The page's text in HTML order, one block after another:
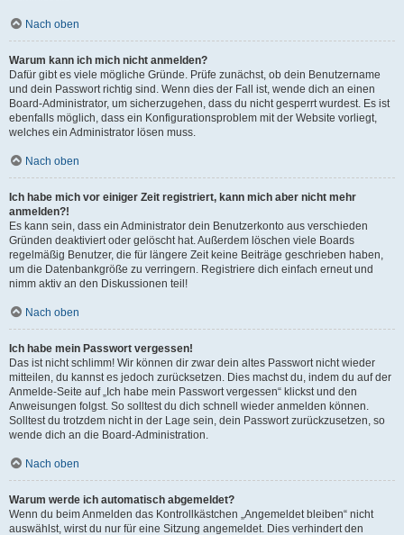
Nach oben
Warum kann ich mich nicht anmelden?
Dafür gibt es viele mögliche Gründe. Prüfe zunächst, ob dein Benutzername
und dein Passwort richtig sind. Wenn dies der Fall ist, wende dich an einen
Board-Administrator, um sicherzugehen, dass du nicht gesperrt wurdest. Es ist
ebenfalls möglich, dass ein Konfigurationsproblem mit der Website vorliegt,
welches ein Administrator lösen muss.
Nach oben
Ich habe mich vor einiger Zeit registriert, kann mich aber nicht mehr
anmelden?!
Es kann sein, dass ein Administrator dein Benutzerkonto aus verschieden
Gründen deaktiviert oder gelöscht hat. Außerdem löschen viele Boards
regelmäßig Benutzer, die für längere Zeit keine Beiträge geschrieben haben,
um die Datenbankgröße zu verringern. Registriere dich einfach erneut und
nimm aktiv an den Diskussionen teil!
Nach oben
Ich habe mein Passwort vergessen!
Das ist nicht schlimm! Wir können dir zwar dein altes Passwort nicht wieder
mitteilen, du kannst es jedoch zurücksetzen. Dies machst du, indem du auf der
Anmelde-Seite auf „Ich habe mein Passwort vergessen“ klickst und den
Anweisungen folgst. So solltest du dich schnell wieder anmelden können.
Solltest du trotzdem nicht in der Lage sein, dein Passwort zurückzusetzen, so
wende dich an die Board-Administration.
Nach oben
Warum werde ich automatisch abgemeldet?
Wenn du beim Anmelden das Kontrollkästchen „Angemeldet bleiben“ nicht
auswählst, wirst du nur für eine Sitzung angemeldet. Dies verhindert den